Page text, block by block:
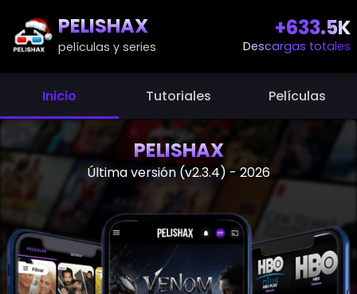
PELISHAX
películas y series
+633.5K
Descargas totales
Inicio Tutoriales Películas
PELISHAX
Última versión (v2.3.4) - 2026